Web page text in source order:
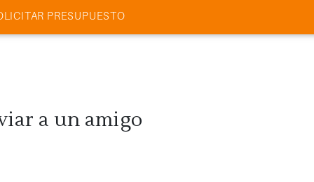
PRESUPUESTO
a un amigo